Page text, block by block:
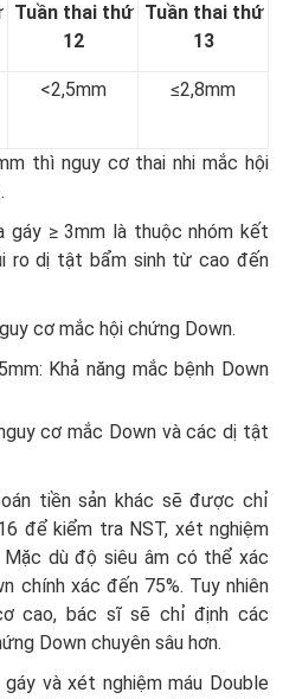
Tuần thai thứ
12
Tuần thai thứ
13
<2,5mm ≤2,8mm
thì nguy cơ thai nhi mắc hội
gáy ≥ 3mm là thuộc nhóm kết
ro dị tật bẩm sinh từ cao đến
cơ mắc hội chứng Down.
Khả năng mắc bệnh Down
cơ mắc Down và các dị tật
tiền sản khác sẽ được chỉ
để kiểm tra NST, xét nghiệm
Mặc dù độ siêu âm có thể xác
chính xác đến 75%. Tuy nhiên
cao, bác sĩ sẽ chỉ định các
Down chuyên sâu hơn.
và xét nghiệm máu Double